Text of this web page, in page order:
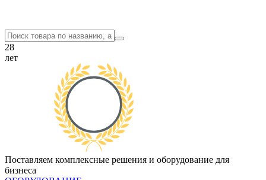
28
лет
Поставляем комплексные решения и оборудование для
бизнеса